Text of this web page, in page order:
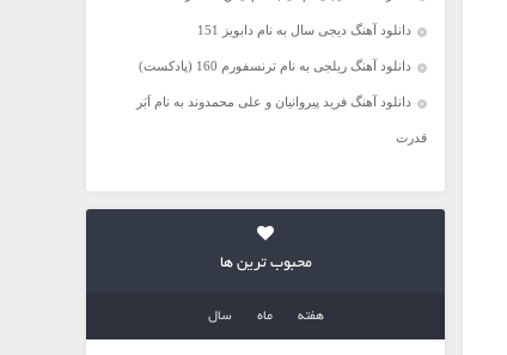
دانلود آهنگ دیجی سال به نام دابویز 151
دانلود آهنگ ریلجی به نام ترنسفورم 160 (پادکست)
دانلود آهنگ فرید پیروانیان و علی محمدوند به نام اَبَر
قدرت
محبوب ترین ها
هفته ماه سال